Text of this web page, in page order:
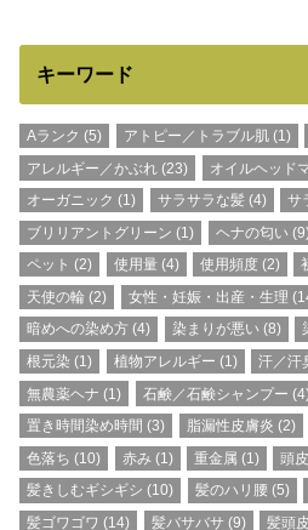
キーワード
Aランク (5) アトピー／トラブル肌(1)
アレルギー／かぶれ (23) オイルヘッド
オーガニック (1) サラサラな髪(4) サ
ブリリアントグリーン (1) ヘナの匂い
ペット (2) 使用量(4) 使用頻度(2)
天使の輪 (2) 女性・妊娠・出産・生理
暗めへの染め方 (4) 染まりが悪い(8)
根元染 (1) 植物アレルギー (1) 汗／汗
無農薬ヘナ (1) 石鹸／石鹸シャンプー
置き時間染め時間 (3) 脂漏性皮膚炎 (2)
色落ち (10) 赤み (1) 重金属 (1) 頭
髪きしむギシギシ (10) 髪のハリ腰 (5)
髪ゴワゴワ (14) 髪バサバサ (9) 髪頭